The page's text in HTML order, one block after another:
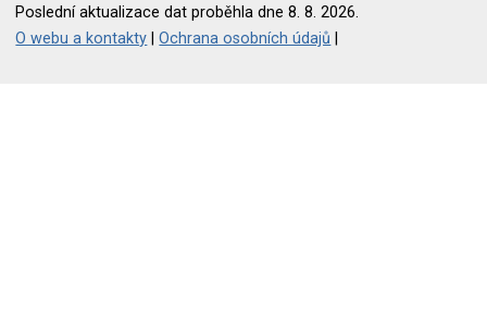
Poslední aktualizace dat proběhla dne 8. 8. 2026.
O webu a kontakty |Ochrana osobních údajů